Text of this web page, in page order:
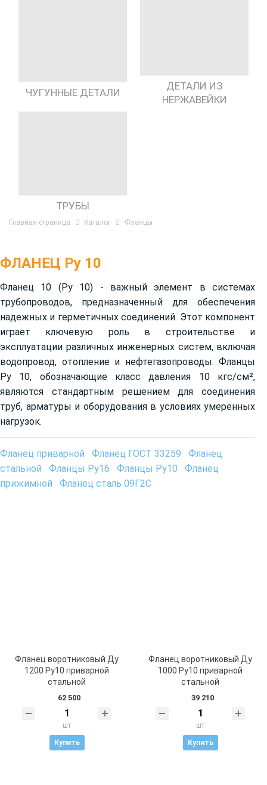
ЧУГУННЫЕ ДЕТАЛИ
ДЕТАЛИ ИЗ
НЕРЖАВЕЙКИ
ТРУБЫ
Главная страница Каталог Фланцы
ФЛАНЕЦ Ру 10
Фланец 10 (Ру 10) - важный элемент в системах
трубопроводов, предназначенный для обеспечения
надежных и герметичных соединений. Этот компонент
играет ключевую роль в строительстве и
эксплуатации различных инженерных систем, включая
водопровод, отопление и нефтегазопроводы. Фланцы
Ру 10, обозначающие класс давления 10 кгс/см²,
являются стандартным решением для соединения
труб, арматуры и оборудования в условиях умеренных
нагрузок.
Фланец приварной Фланец ГОСТ 33259
Фланец
стальной
Фланцы Ру16 Фланцы Ру10
Фланец
прижимной
Фланец сталь 09Г2С
Фланец воротниковый Ду
1200 Ру10 приварной
стальной
62 500
шт
Купить
Фланец воротниковый Ду
1000 Ру10 приварной
стальной
39 210
шт
Купить